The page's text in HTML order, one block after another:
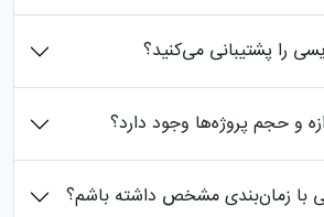
را پشتیبانی می‌کنید؟
و حجم پروژه‌ها وجود دارد؟
با زمان‌بندی مشخص داشته باشم؟